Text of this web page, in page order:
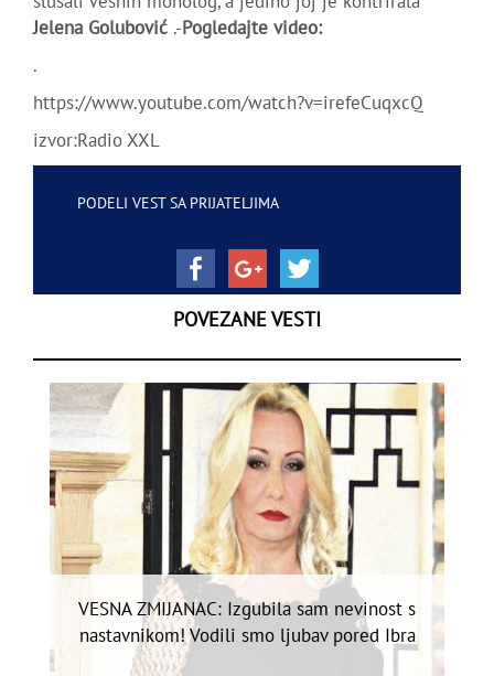
Jelena Golubović .-Pogledajte video:
.
https://www.youtube.com/watch?v=irefeCuqxcQ
izvor:Radio XXL
PODELI VEST SA PRIJATELJIMA
POVEZANE VESTI
VESNA ZMIJANAC: Izgubila sam nevinost s
nastavnikom! Vodili smo ljubav pored Ibra